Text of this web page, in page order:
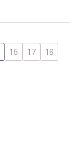
16 17
18